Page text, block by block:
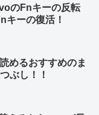
のFnキーの反転
キーの復活！
めるおすすめのま
ぶし！！